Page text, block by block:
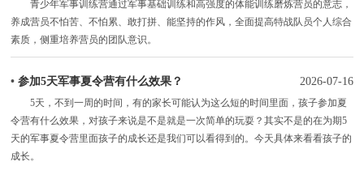
青少年军事训练营通过军事基础训练和高强度的体能训练磨炼营员的意志，
养成营员不怕苦、不怕累、敢打拼、能坚持的作风，全面提高特战队员个人综合
素质，侧重培养营员的团队意识。
•参加5天军事夏令营有什么效果？ 2026-07-16
5天，不到一周的时间，有的家长可能认为这么短的时间里面，孩子参加夏
令营有什么效果，对孩子来说是不是就是一次简单的玩耍？其实不是的在为期5
天的军事夏令营里面孩子的成长还是我们可以看得到的。今天具体来看看孩子的
成长。